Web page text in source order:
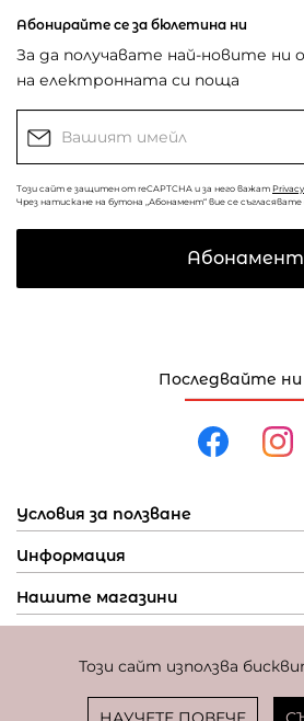
Този сайт използва
Последвайте ни
Условия за ползване
Информация
Нашите магазини
Абонирайте се за бюлетина ни
За да получавате най-новите
на електронната си поща
Този сайт е защитен от reCAPTCHA и за него важат
Чрез натискане на бутона „Абонамент“ вие се съгласявате
Абонамент
Фиксиран курс за превалутиране: 1